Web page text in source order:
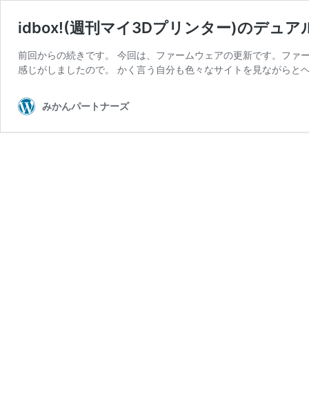
idbox!(週刊マイ3Dプリンター)のデュア
前回からの続きです。 今回は、ファームウェアの更新です。フ
感じがしましたので。 かく言う自分も色々なサイトを見ながら
みかんパートナーズ